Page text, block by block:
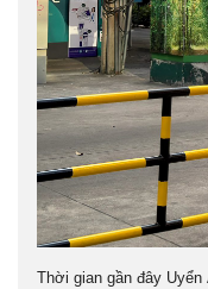
Thời gian gần đây